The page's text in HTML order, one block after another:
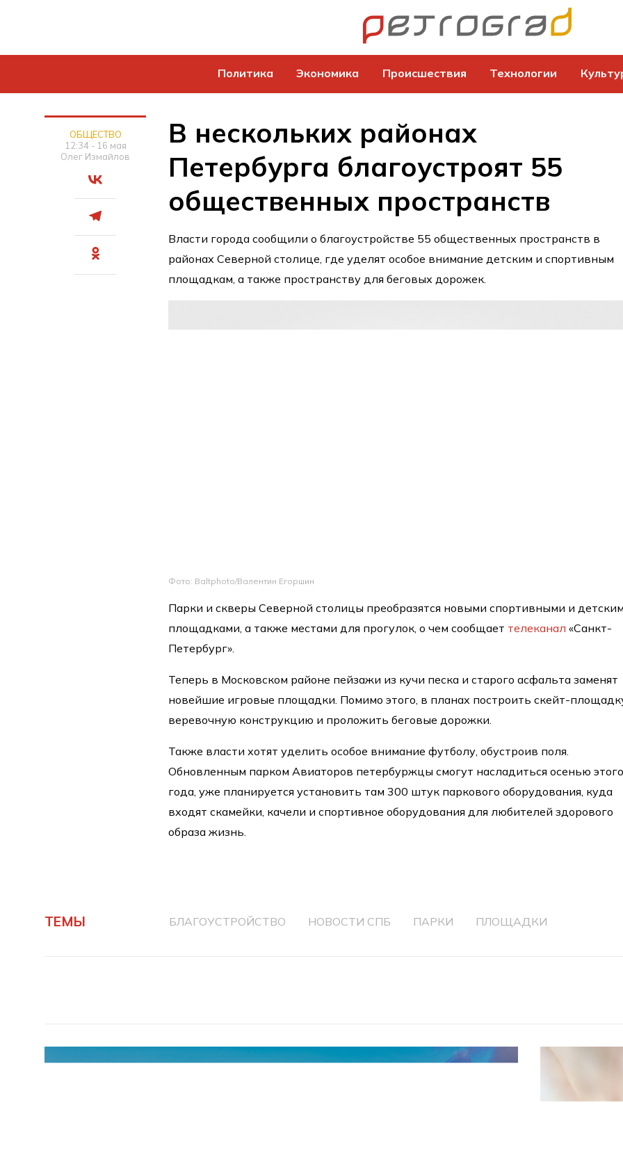
Политика Экономика Происшествия Технологии
ОБЩЕСТВО
12:34 - 16 мая
Олег Измайлов
В нескольких районах
Петербурга благоустроят 55
общественных пространств
Власти города сообщили о благоустройстве 55 общественных пространств в
районах Северной столице, где уделят особое внимание детским и спортивным
площадкам, а также пространству для беговых дорожек.
Фото: Baltphoto/Валентин Егоршин
Парки и скверы Северной столицы преобразятся новыми спортивными и
площадками, а также местами для прогулок, о чем сообщает телеканал «Санкт-
Петербург».
Теперь в Московском районе пейзажи из кучи песка и старого асфальта заменят
новейшие игровые площадки. Помимо этого, в планах построить скейт-
веревочную конструкцию и проложить беговые дорожки.
Также власти хотят уделить особое внимание футболу, обустроив поля.
Обновленным парком Авиаторов петербуржцы смогут насладиться осенью
года, уже планируется установить там 300 штук паркового оборудования, куда
входят скамейки, качели и спортивное оборудования для любителей здорового
образа жизнь.
ТЕМЫ БЛАГОУСТРОЙСТВО НОВОСТИ СПБ ПАРКИ ПЛОЩАДКИ